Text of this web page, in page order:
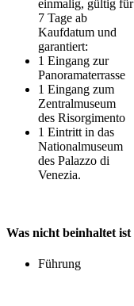
einmalig, gültig für
7 Tage ab
Kaufdatum und
garantiert:
1 Eingang zur
Panoramaterrasse
1 Eingang zum
Zentralmuseum
des Risorgimento
1 Eintritt in das
Nationalmuseum
des Palazzo di
Venezia.
Was nicht beinhaltet ist
Führung